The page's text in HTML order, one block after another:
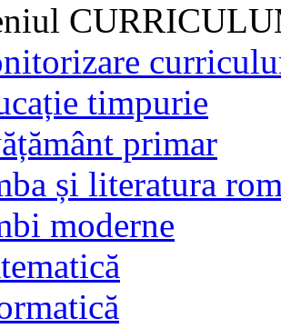
timpurie
primar
și literatura
moderne